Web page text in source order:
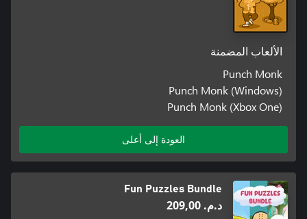
الألعاب المضمنة
Punch Monk
Punch Monk (Windows)
Punch Monk (Xbox One)
العودة إلى أعلى
Fun Puzzles Bundle
د.م.‏ 209,00